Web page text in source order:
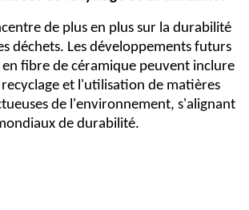
de plus en plus sur la durabilité
déchets. Les développements futurs
fibre de céramique peuvent inclure
et l'utilisation de matières
de l'environnement, s'alignant
de durabilité.